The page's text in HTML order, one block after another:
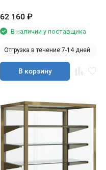
62 160 ₽
В наличии у поставщика
Отгрузка в течение 7-14 дней
В корзину